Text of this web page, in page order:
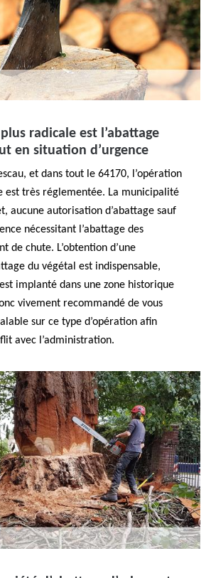
radicale est l’abattage
en situation d’urgence
et dans tout le 64170, l’opération
est très réglementée. La municipalité
aucune autorisation d’abattage sauf
nécessitant l’abattage des
de chute. L’obtention d’une
du végétal est indispensable,
implanté dans une zone historique
vivement recommandé de vous
sur ce type d’opération afin
avec l’administration.